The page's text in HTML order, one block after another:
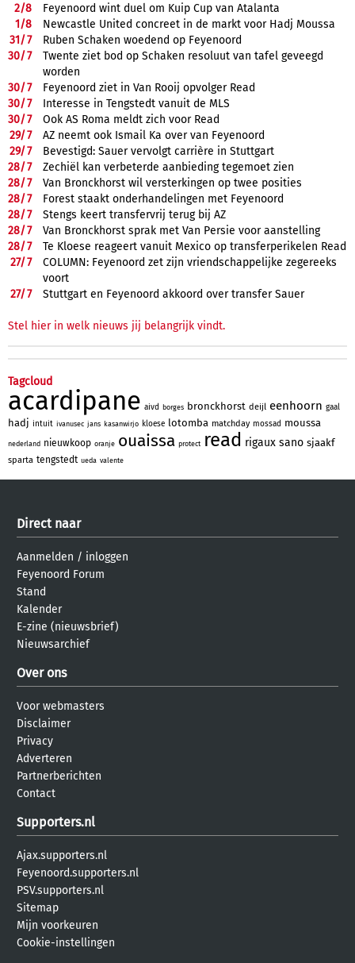
2/8
Feyenoord wint duel om Kuip Cup van Atalanta
1/8
Newcastle United concreet in de markt voor Hadj Moussa
31/7
Ruben Schaken woedend op Feyenoord
30/7
Twente ziet bod op Schaken resoluut van tafel geveegd
worden
30/7
Feyenoord ziet in Van Rooij opvolger Read
30/7
Interesse in Tengstedt vanuit de MLS
30/7
Ook AS Roma meldt zich voor Read
29/7
AZ neemt ook Ismail Ka over van Feyenoord
29/7
Bevestigd: Sauer vervolgt carrière in Stuttgart
28/7
Zechiël kan verbeterde aanbieding tegemoet zien
28/7
Van Bronckhorst wil versterkingen op twee posities
28/7
Forest staakt onderhandelingen met Feyenoord
28/7
Stengs keert transfervrij terug bij AZ
28/7
Van Bronckhorst sprak met Van Persie voor aanstelling
28/7
Te Kloese reageert vanuit Mexico op transferperikelen Read
27/7
COLUMN: Feyenoord zet zijn vriendschappelijke zegereeks
voort
27/7 Stuttgart en Feyenoord akkoord over transfer Sauer
Stel hier in welk nieuws jij belangrijk vindt.
Tagcloud
acardipane aivd borges bronckhorst deijl eenhoorn gaal
hadj intuit ivanusec jans kasanwirjo kloese lotomba matchday mossad moussa
nederland nieuwkoop oranje ouaissa protect read rigaux sano sjaakf
sparta tengstedt ueda valente
Direct naar
Aanmelden / inloggen
Feyenoord Forum
Stand
Kalender
E-zine (nieuwsbrief)
Nieuwsarchief
Over ons
Voor webmasters
Disclaimer
Privacy
Adverteren
Partnerberichten
Contact
Supporters.nl
Ajax.supporters.nl
Feyenoord.supporters.nl
PSV.supporters.nl
Sitemap
Mijn voorkeuren
Cookie-instellingen